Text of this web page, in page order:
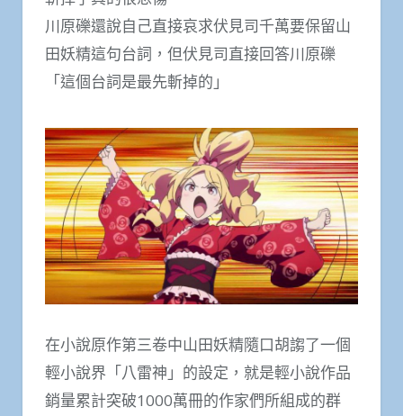
川原礫還說自己直接哀求伏見司千萬要保留山
田妖精這句台詞，但伏見司直接回答川原礫
「這個台詞是最先斬掉的」
在小說原作第三卷中山田妖精隨口胡謅了一個
輕小說界「八雷神」的設定，就是輕小說作品
銷量累計突破1000萬冊的作家們所組成的群